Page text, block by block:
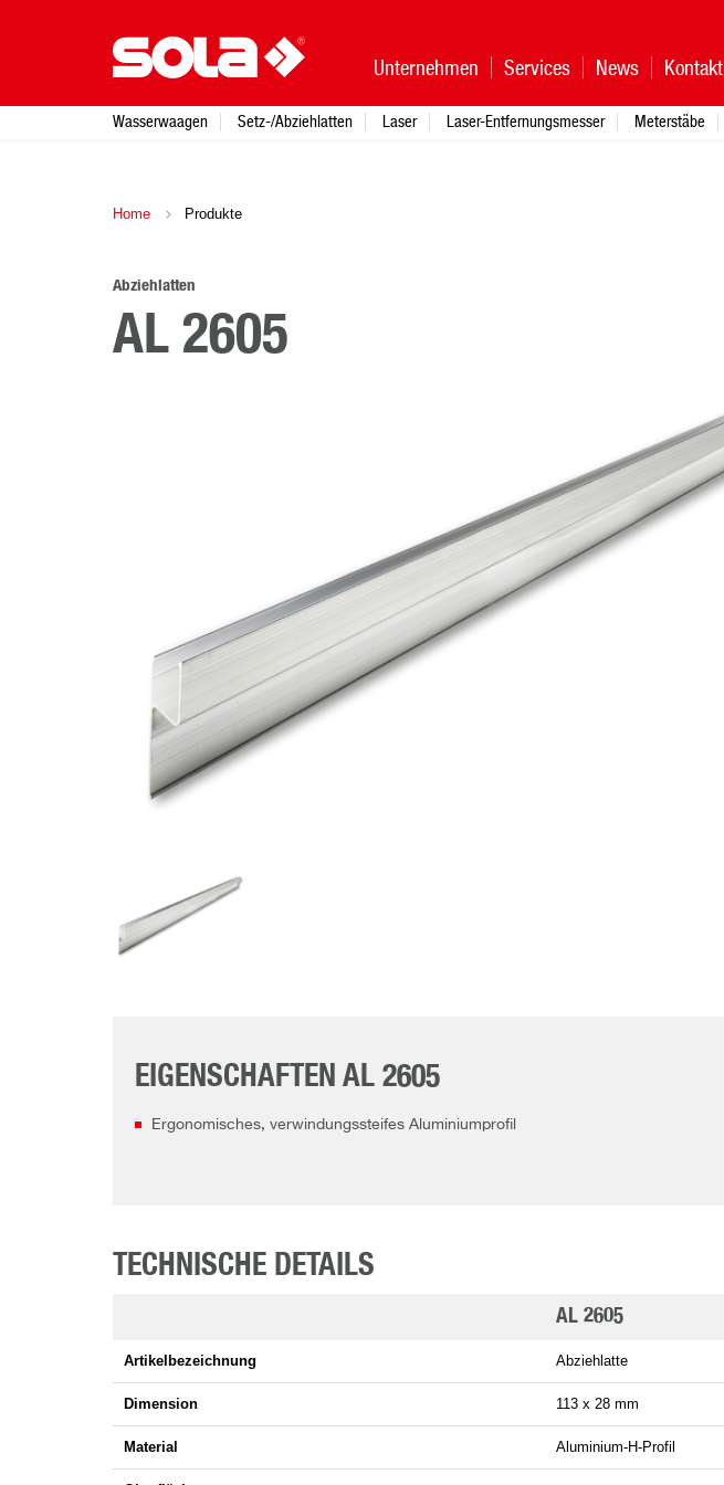
Home Produkte
Abziehlatten
AL 2605
EIGENSCHAFTEN AL 2605
Ergonomisches, verwindungssteifes Aluminiumprofil
TECHNISCHE DETAILS
AL 2605
Artikelbezeichnung Abziehlatte
Dimension 113 x 28 mm
Material Aluminium-H-Profil
Unternehmen Services News Kontakt
Wasserwaagen Setz-/Abziehlatten Laser Laser-Entfernungsmesser Meterstäbe